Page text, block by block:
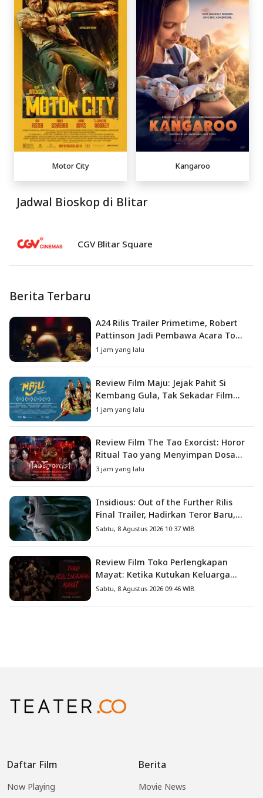
Motor City Kangaroo
Jadwal Bioskop di Blitar
CGV Blitar Square
Berita Terbaru
A24 Rilis Trailer Primetime, Robert
Pattinson Jadi Pembawa Acara To
Catch a Predator
1 jam yang lalu
Review Film Maju: Jejak Pahit Si
Kembang Gula, Tak Sekadar Film
Petualangan Anak
1 jam yang lalu
Review Film The Tao Exorcist: Horor
Ritual Tao yang Menyimpan Dosa
Masa Lalu
3 jam yang lalu
Insidious: Out of the Further Rilis
Final Trailer, Hadirkan Teror Baru,
Iblis Kini Masuk ke Dunia Manusia
Sabtu, 8 Agustus 2026 10:37 WIB
Review Film Toko Perlengkapan
Mayat: Ketika Kutukan Keluarga
Menjadi Sumber Teror yang
Sabtu, 8 Agustus 2026 09:46 WIB
Daftar Film
Now Playing
Berita
Movie News